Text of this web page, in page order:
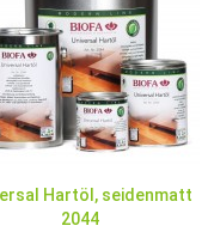
Hartöl, seidenmatt
2044